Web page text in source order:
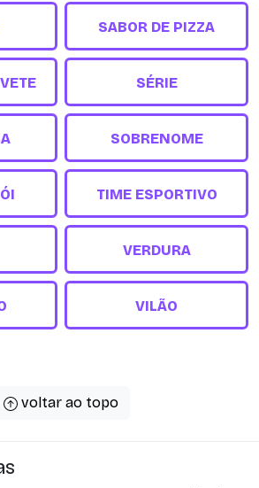
SABOR DE PIZZA
SÉRIE
SOBRENOME
TIME ESPORTIVO
VERDURA
VILÃO
voltar ao topo